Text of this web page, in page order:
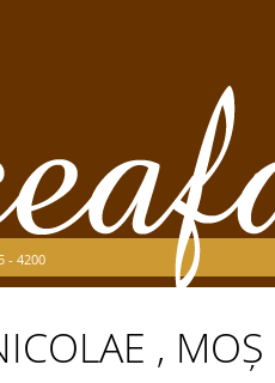
- 4200
, MOȘ